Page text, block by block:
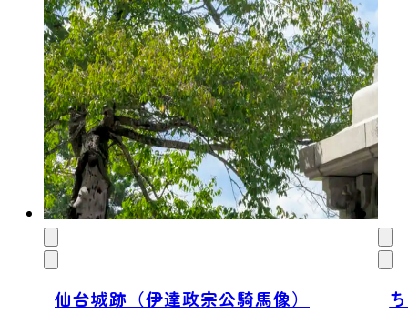
仙台城跡（伊達政宗公騎馬像）